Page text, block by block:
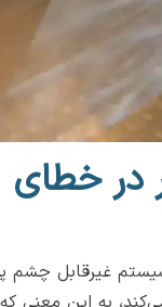
خطای 71
غیرقابل چشم